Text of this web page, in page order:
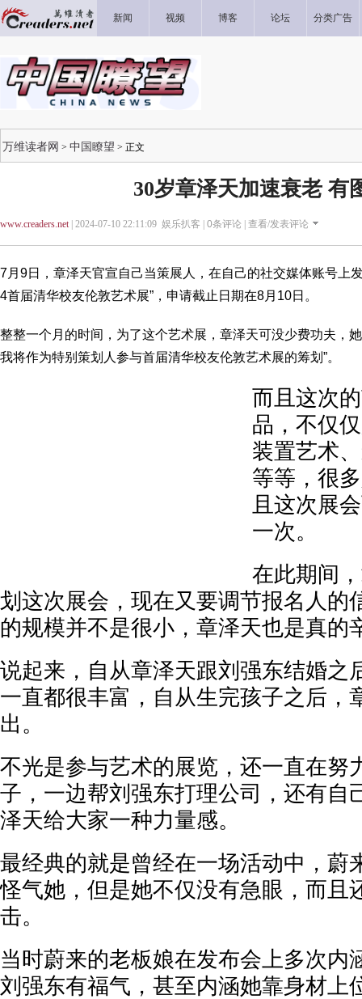
新闻 视频 博客 论坛 分类广告
万维读者网 > 中国瞭望 > 正文
30岁章泽天加速衰老 有
www.creaders.net| 2024-07-10 22:11:09 娱乐扒客 | 0条评论 | 查看/发表评论
7月9日，章泽天官宣自己当策展人，在自己的社交媒体账号上
4首届清华校友伦敦艺术展”，申请截止日期在8月10日。
整整一个月的时间，为了这个艺术展，章泽天可没少费功夫，
我将作为特别策划人参与首届清华校友伦敦艺术展的筹划”。
而且这次
品，不仅
装置艺术
等等，很
且这次展
一次。
在此期间
划这次展会，现在又要调节报名人的
的规模并不是很小，章泽天也是真的
说起来，自从章泽天跟刘强东结婚之
一直都很丰富，自从生完孩子之后，
出。
不光是参与艺术的展览，还一直在努
子，一边帮刘强东打理公司，还有自
泽天给大家一种力量感。
最经典的就是曾经在一场活动中，蔚
怪气她，但是她不仅没有急眼，而且
击。
当时蔚来的老板娘在发布会上多次内
刘强东有福气，甚至内涵她靠身材上